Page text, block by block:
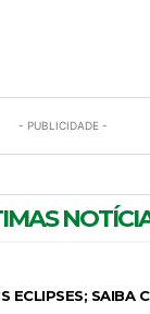
- PUBLICIDADE -
ECLIPSES; SAIBA